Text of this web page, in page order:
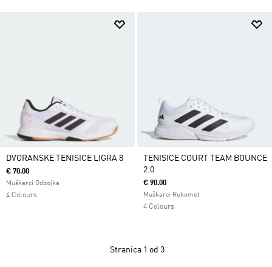
DVORANSKE TENISICE LIGRA 8
€ 70.00
Muškarci Odbojka
4 Colours
TENISICE COURT TEAM BOUNCE
2.0
€ 90.00
Muškarci Rukomet
4 Colours
Stranica 1 od 3